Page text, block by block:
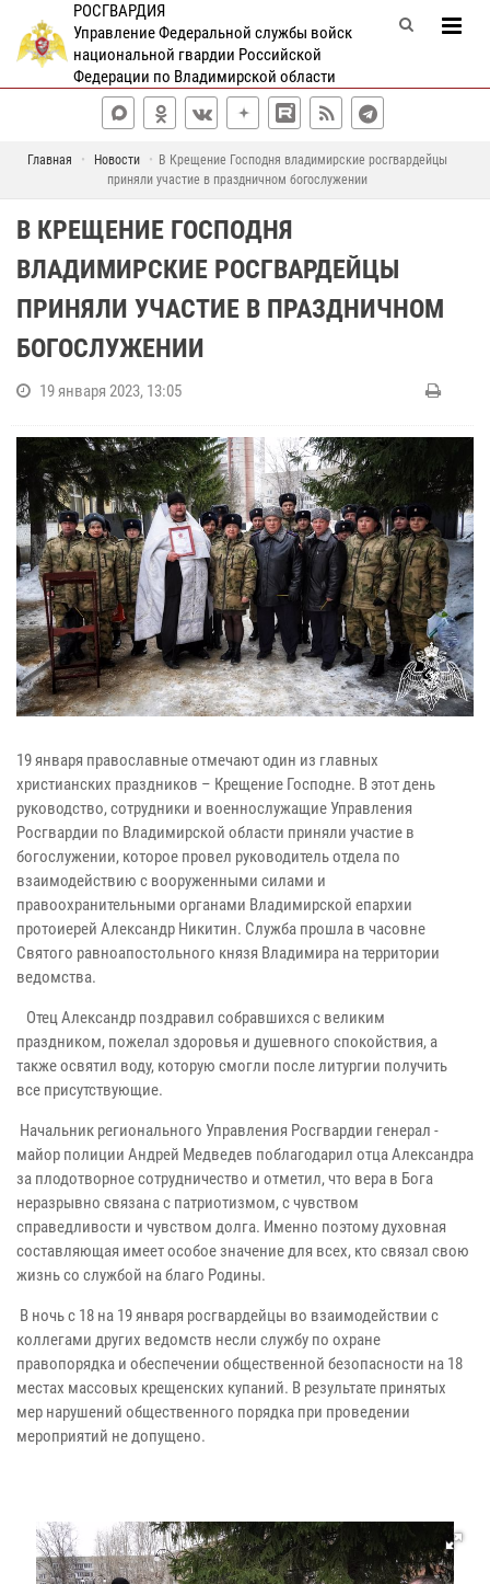
РОСГВАРДИЯ
Управление Федеральной службы войск
национальной гвардии Российской
Федерации по Владимирской области
Главная Новости
В Крещение Господня владимирские росгвардейцы
приняли участие в праздничном богослужении
В КРЕЩЕНИЕ ГОСПОДНЯ
ВЛАДИМИРСКИЕ РОСГВАРДЕЙЦЫ
ПРИНЯЛИ УЧАСТИЕ В ПРАЗДНИЧНОМ
БОГОСЛУЖЕНИИ
19 января 2023, 13:05
19 января православные отмечают один из главных
христианских праздников – Крещение Господне. В этот день
руководство, сотрудники и военнослужащие Управления
Росгвардии по Владимирской области приняли участие в
богослужении, которое провел руководитель отдела по
взаимодействию с вооруженными силами и
правоохранительными органами Владимирской епархии
протоиерей Александр Никитин. Служба прошла в часовне
Святого равноапостольного князя Владимира на территории
ведомства.
Отец Александр поздравил собравшихся с великим
праздником, пожелал здоровья и душевного спокойствия, а
также освятил воду, которую смогли после литургии получить
все присутствующие.
Начальник регионального Управления Росгвардии генерал -
майор полиции Андрей Медведев поблагодарил отца Александра
за плодотворное сотрудничество и отметил, что вера в Бога
неразрывно связана с патриотизмом, с чувством
справедливости и чувством долга. Именно поэтому духовная
составляющая имеет особое значение для всех, кто связал свою
жизнь со службой на благо Родины.
В ночь с 18 на 19 января росгвардейцы во взаимодействии с
коллегами других ведомств несли службу по охране
правопорядка и обеспечении общественной безопасности на 18
местах массовых крещенских купаний. В результате принятых
мер нарушений общественного порядка при проведении
мероприятий не допущено.